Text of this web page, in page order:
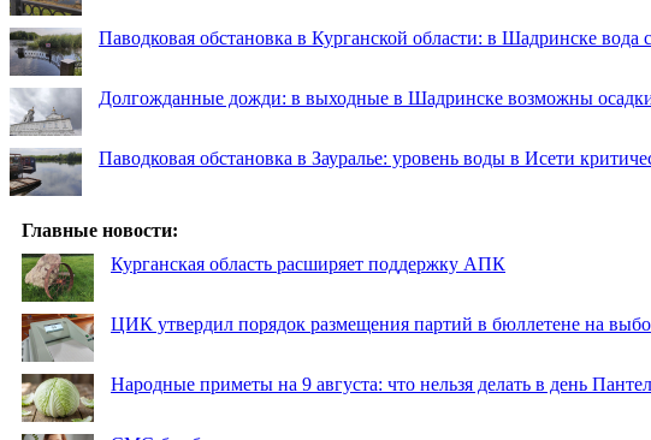
Паводковая обстановка в Курганской области: в Шадринске
Долгожданные дожди: в выходные в Шадринске возможны
Паводковая обстановка в Зауралье: уровень воды в Исети
Главные новости:
Курганская область расширяет поддержку АПК
ЦИК утвердил порядок размещения партий в бюллетене на
Народные приметы на 9 августа: что нельзя делать в день